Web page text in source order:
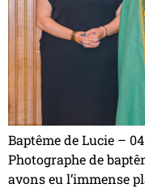
Baptême de Lucie –
Photographe de
avons eu l’immense